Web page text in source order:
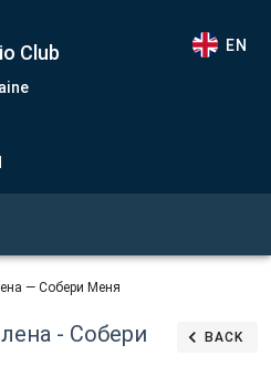
Club EN
— Собери Меня
- Собери
BACK